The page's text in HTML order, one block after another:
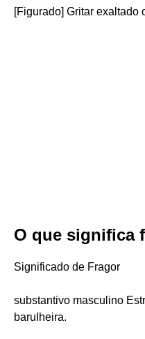
[Figurado] Gritar exaltado
O que significa
Significado de Fragor
substantivo masculino
barulheira.